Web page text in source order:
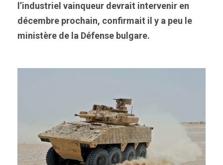
l’industriel vainqueur devrait intervenir en
décembre prochain, confirmait il y a peu le
ministère de la Défense bulgare.